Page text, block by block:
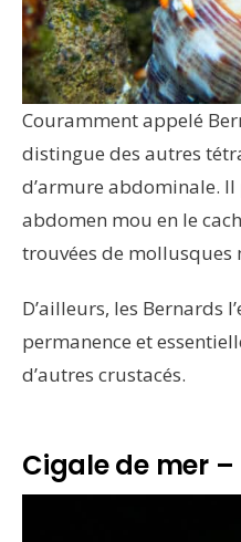
Couramment appelé
distingue des autres
d’armure abdominale.
abdomen mou en le
trouvées de mollusques
D’ailleurs, les Bernards
permanence et
d’autres crustacés.
Cigale de mer –